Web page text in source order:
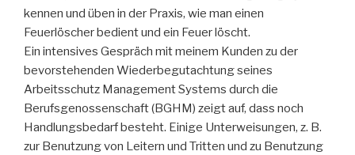
kennen und üben in der Praxis, wie man einen
Feuerlöscher bedient und ein Feuer löscht.
Ein intensives Gespräch mit meinem Kunden zu der
bevorstehenden Wiederbegutachtung seines
Arbeitsschutz Management Systems durch die
Berufsgenossenschaft (BGHM) zeigt auf, dass noch
Handlungsbedarf besteht. Einige Unterweisungen, z. B.
zur Benutzung von Leitern und Tritten und zu Benutzung